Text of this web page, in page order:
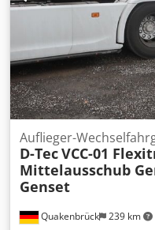
Rückfahrscheinwerfer
Quakenbrück 239 km
Auflieger-
D-TecVCC-01
Mittelausschub
Genset